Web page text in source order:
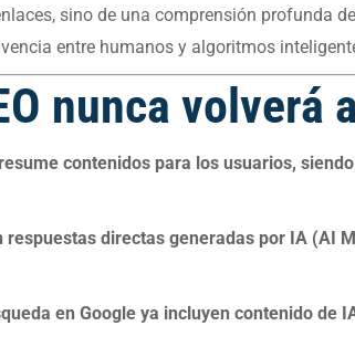
sino de una comprensión profunda
entre humanos y algoritmos
nunca volverá
contenidos para los usuarios,
directas generadas por IA (AI
en Google ya incluyen contenido de